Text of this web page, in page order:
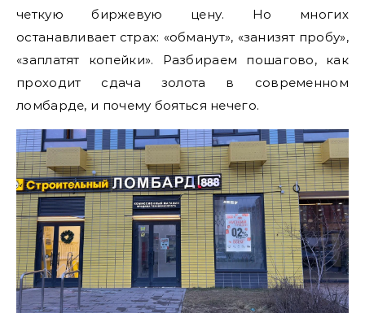
четкую биржевую цену. Но многих
останавливает страх: «обманут», «занизят пробу»,
«заплатят копейки». Разбираем пошагово, как
проходит сдача золота в современном
ломбарде, и почему бояться нечего.